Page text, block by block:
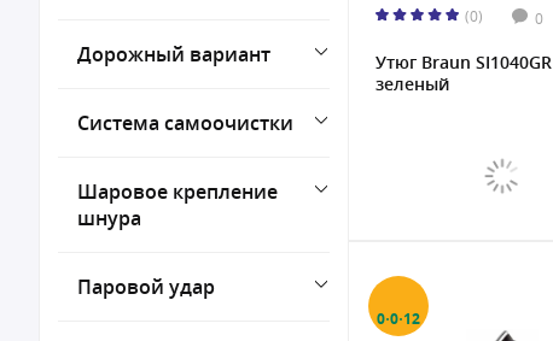
Дорожный вариант
Система самоочистки
Шаровое крепление
шнура
Паровой удар
(0) 0
Утюг Braun SI1040GR
зеленый
0·0·12